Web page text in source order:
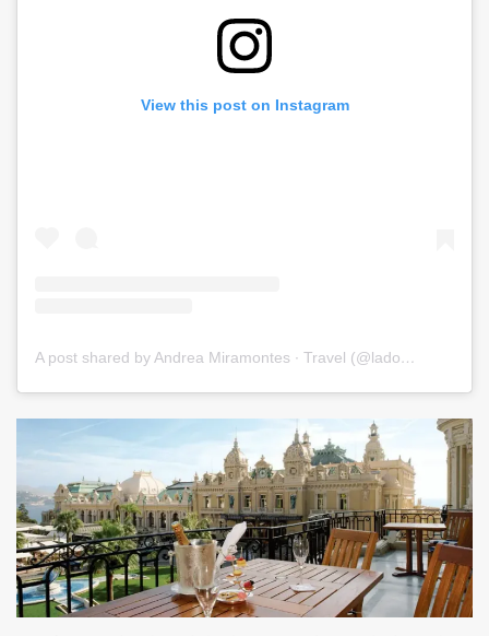
View this post on Instagram
A post shared by Andrea Miramontes ∙ Travel (@ladobviagem)